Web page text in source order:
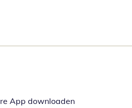
App downloadenÖffnet in